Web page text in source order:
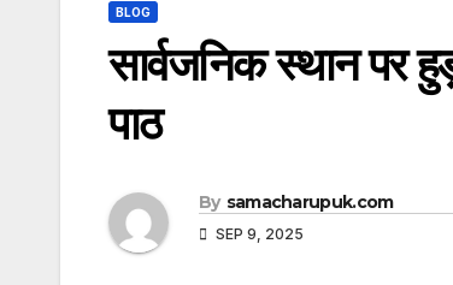
BLOG
सार्वजनिक स्थान पर
पाठ
By samacharupuk.com
SEP 9, 2025